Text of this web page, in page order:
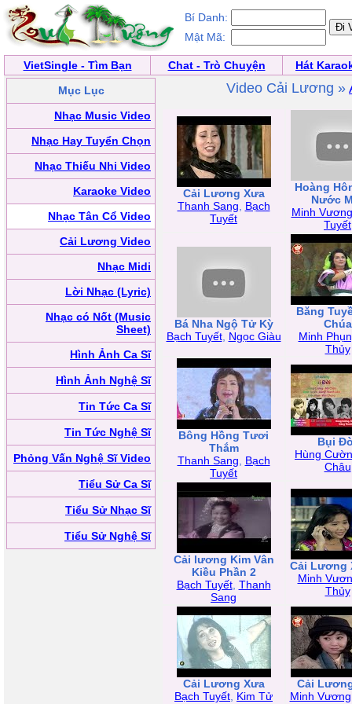
Bí Danh:
Mật Mã:
VietSingle - Tìm Bạn Chat - Trò Chuyện
Hát
Mục Lục
Nhạc Music Video
Nhạc Hay Tuyển Chọn
Nhạc Thiếu Nhi Video
Karaoke Video
Nhạc Tân Cổ Video
Cải Lương Video
Nhạc Midi
Lời Nhạc (Lyric)
Nhạc có Nốt (Music
Sheet)
Hình Ảnh Ca Sĩ
Hình Ảnh Nghệ Sĩ
Tin Tức Ca Sĩ
Tin Tức Nghệ Sĩ
Phỏng Vấn Nghệ Sĩ Video
Tiểu Sử Ca Sĩ
Tiểu Sử Nhạc Sĩ
Tiểu Sử Nghệ Sĩ
Video Cải Lương »
Cải Lương Xưa
Thanh Sang
Bạch
Tuyết
Hoàng
Nước
Minh Vương
Tuyết
Bá Nha Ngộ Tử Kỳ
Bạch Tuyết, Ngọc Giàu
Băng
Chúa
Minh
Thủy
Bông Hồng Tươi
Thắm
Thanh Sang
Bạch
Tuyết
Bụi
Hùng
Châu
Cải lương Kim Vân
Kiều Phần 2
Bạch Tuyết, Thanh
Sang
Cải Lương
Minh
Thủy
Cải Lương Xưa
Bạch Tuyết Kim Tử
Cải
Minh Vương